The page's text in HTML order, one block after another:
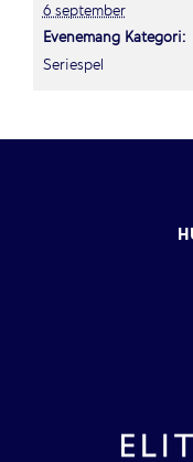
6 september
Evenemang Kategori:
Seriespel